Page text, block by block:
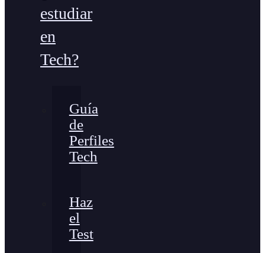
estudiar
en
Tech?
Guía
de
Perfiles
Tech
Haz
el
Test